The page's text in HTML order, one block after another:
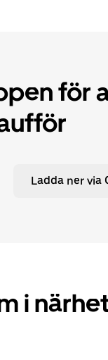
för
Ladda ner via
i